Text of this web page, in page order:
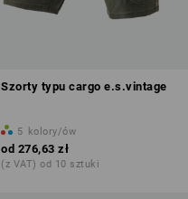
Szorty typu cargo e.s.vintage
5 kolory/ów
od 276,63 zł
(z VAT) od 10 sztuki